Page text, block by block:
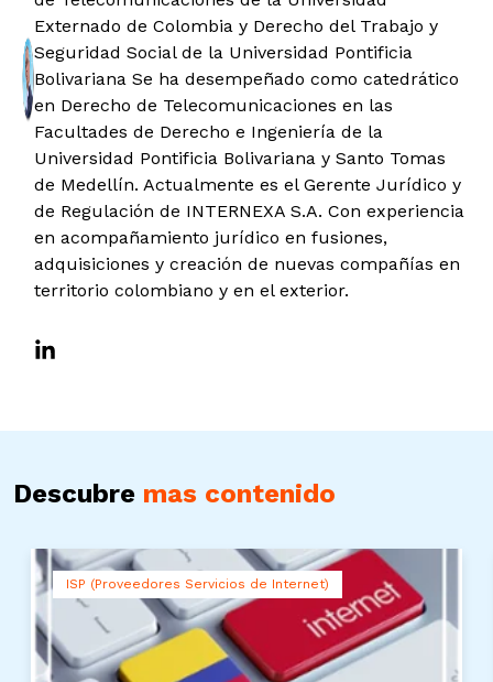
Externado de Colombia y Derecho del Trabajo y
Seguridad Social de la Universidad Pontificia
Bolivariana Se ha desempeñado como catedrático
en Derecho de Telecomunicaciones en las
Facultades de Derecho e Ingeniería de la
Universidad Pontificia Bolivariana y Santo Tomas
de Medellín. Actualmente es el Gerente Jurídico y
de Regulación de INTERNEXA S.A. Con experiencia
en acompañamiento jurídico en fusiones,
adquisiciones y creación de nuevas compañías en
territorio colombiano y en el exterior.
Descubre mas contenido
ISP (Proveedores Servicios de Internet)